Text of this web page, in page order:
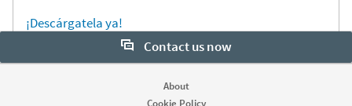
¡Descárgatela ya!
Contact us now
Want to learn more about our hiring tools? Let us help:
About
Cookie Policy